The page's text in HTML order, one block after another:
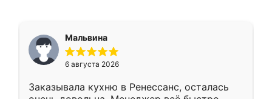
Мальвина
6 августа 2026
Заказывала кухню в Ренессанс, осталась